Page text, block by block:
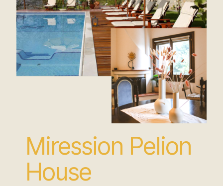
Miression Pelion
House